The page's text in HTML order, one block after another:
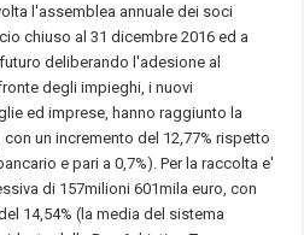
l'assemblea annuale dei soci
chiuso al 31 dicembre 2016 ed a
deliberando l'adesione al
degli impieghi, i nuovi
ed imprese, hanno raggiunto la
un incremento del 12,77% rispetto
e pari a 0,7%). Per la raccolta e'
di 157milioni 601mila euro, con
14,54% (la media del sistema